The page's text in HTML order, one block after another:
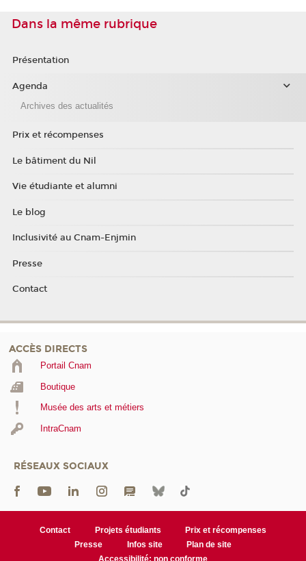
Dans la même rubrique
Présentation
Agenda
Archives des actualités
Prix et récompenses
Le bâtiment du Nil
Vie étudiante et alumni
Le blog
Inclusivité au Cnam-Enjmin
Presse
Contact
ACCÈS DIRECTS
Portail Cnam
Boutique
Musée des arts et métiers
IntraCnam
RÉSEAUX SOCIAUX
Contact Projets étudiants
Prix et récompenses
Presse
Infos site
Plan de site